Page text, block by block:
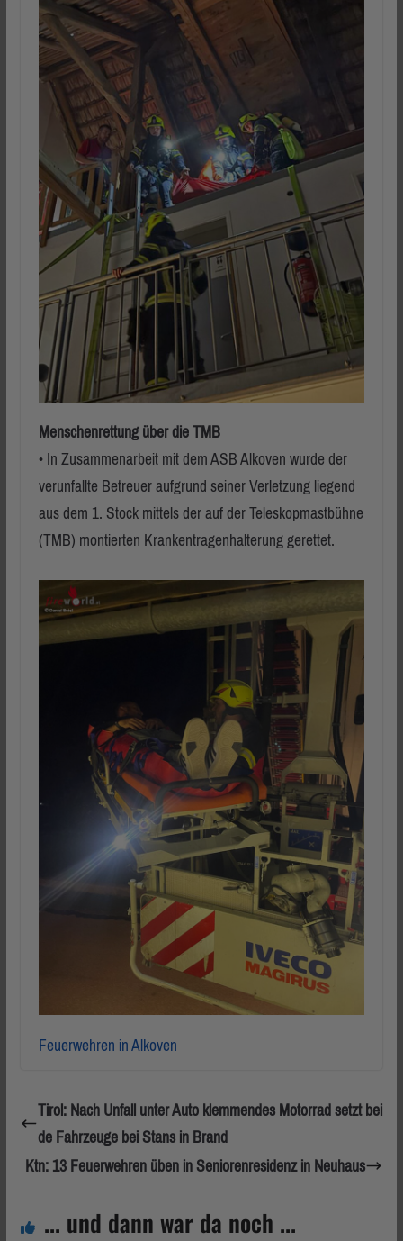
Menschenrettung über die TMB
• In Zusammenarbeit mit dem ASB Alkoven wurde der
verunfallte Betreuer aufgrund seiner Verletzung liegend
aus dem 1. Stock mittels der auf der Teleskopmastbühne
(TMB) montierten Krankentragenhalterung gerettet.
Feuerwehren in Alkoven
Tirol: Nach Unfall unter Auto klemmendes Motorrad setzt bei
de Fahrzeuge bei Stans in Brand
Ktn: 13 Feuerwehren üben in Seniorenresidenz in Neuhaus
... und dann war da noch ...